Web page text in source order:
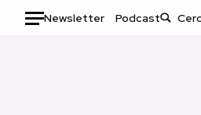
Newsletter Podcast